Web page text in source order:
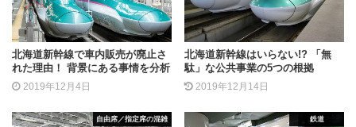
北海道新幹線で車内販売が廃止さ
れた理由！ 背景にある事情を分析
2019年12月4日
北海道新幹線はいらない!? 「無
駄」な公共事業の5つの根拠
2019年12月14日
自由席／指定席の混雑 鉄道